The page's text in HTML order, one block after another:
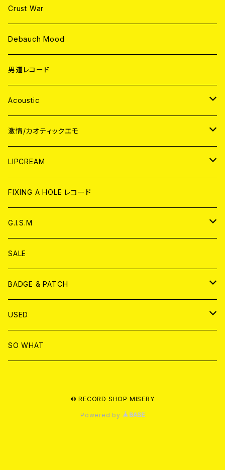
Crust War
Debauch Mood
男道レコード
Acoustic
JAPAN
CD
ANALOG
WORLD
CD
ANALOG
激情/カオティックエモ
JAPAN
CD
ANALOG
WORLD
CD
ANALOG
LIPCREAM
CD
アナログ
DVD
T-shirt & WEAR
FIXING A HOLE レコード
G.I.S.M
CD
ANALOG
T-SHIRT & WEAR
DVD
SALE
BADGE & PATCH
BADGE
PATCH
USED
書籍
SO WHAT
© RECORD SHOP MISERY
Powered by